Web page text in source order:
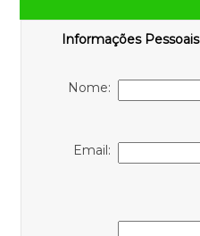
Informações Pessoais
Nome:
Email: